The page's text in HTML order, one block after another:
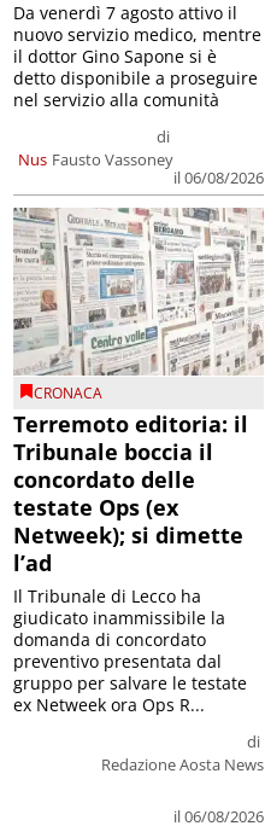
Nus
di
Fausto Vassoney
il 06/08/2026
Da venerdì 7 agosto attivo il
nuovo servizio medico, mentre
il dottor Gino Sapone si è
detto disponibile a proseguire
nel servizio alla comunità
CRONACA
Terremoto editoria: il
Tribunale boccia il
concordato delle
testate Ops (ex
Netweek); si dimette
l’ad
di
Redazione Aosta News
il 06/08/2026
Il Tribunale di Lecco ha
giudicato inammissibile la
domanda di concordato
preventivo presentata dal
gruppo per salvare le testate
ex Netweek ora Ops R...